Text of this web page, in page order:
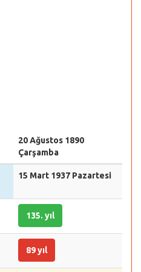
20 Ağustos 1890
Çarşamba
15 Mart 1937 Pazartesi
135. yıl
89 yıl